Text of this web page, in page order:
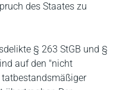
des Staates zu
§ 263 StGB und §
auf den "nicht